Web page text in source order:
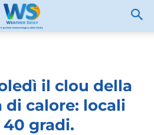
il clou della
di calore: locali
gradi.